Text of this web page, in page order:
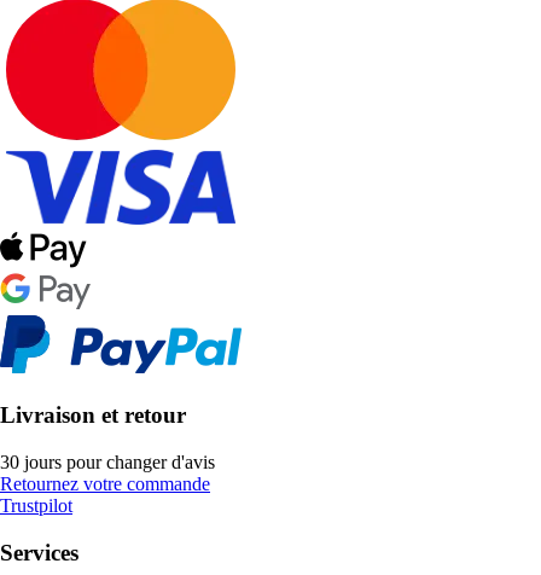
Livraison et retour
30 jours pour changer d'avis
Retournez votre commande
Trustpilot
Services